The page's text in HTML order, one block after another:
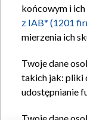
końcowym i ich
z IAB* (1201
mierzenia ich
Twoje dane
takich jak: pliki
udostępnianie